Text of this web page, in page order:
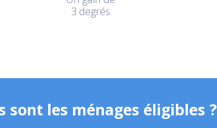
3 degrés
sont les ménages éligibles ?